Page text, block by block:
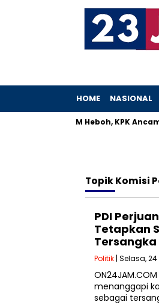
HOME NASIONAL
Menteri UMKM Heboh, KPK Ancam
TopikKomisi
PDI
Tetapkan
Tersangka
Politik | Selasa,
menanggapi
sebagai